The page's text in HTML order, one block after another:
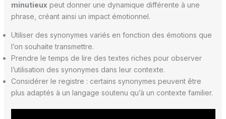
minutieux peut donner une dynamique différente à une
phrase, créant ainsi un impact émotionnel.
Utiliser des synonymes variés en fonction des émotions que
l’on souhaite transmettre.
Prendre le temps de lire des textes riches pour observer
l’utilisation des synonymes dans leur contexte.
Considérer le registre : certains synonymes peuvent être
plus adaptés à un langage soutenu qu’à un contexte familier.